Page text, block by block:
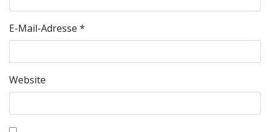
E-Mail-Adresse *
Website